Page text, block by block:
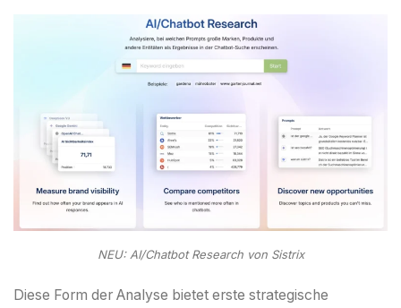
NEU: AI/Chatbot Research von Sistrix
Diese Form der Analyse bietet erste strategische